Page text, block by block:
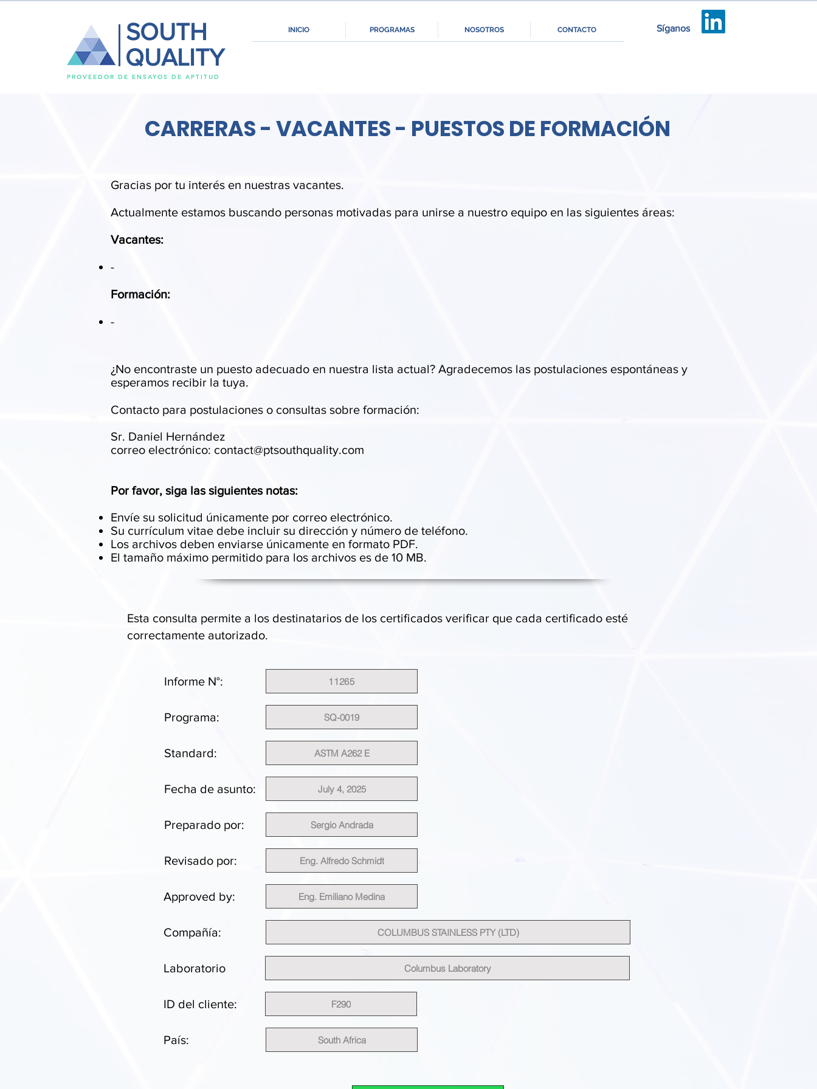
PROVEEDOR DE ENSAYOS DE APTITUD
SOUTH
QUALITY
INICIO PROGRAMAS NOSOTROS CONTACTO Síganos
CARRERAS - VACANTES - PUESTOS DE FORMACIÓN
Gracias por tu interés en nuestras vacantes.
Actualmente estamos buscando personas motivadas para unirse a nuestro equipo en las siguientes áreas:
Vacantes:
-
Formación:
-
¿No encontraste un puesto adecuado en nuestra lista actual? Agradecemos las postulaciones espontáneas y
esperamos recibir la tuya.
Contacto para postulaciones o consultas sobre formación:
Sr. Daniel Hernández
correo electrónico: contact@ptsouthquality.com
Por favor, siga las siguientes notas:
Envíe su solicitud únicamente por correo electrónico.
Su currículum vitae debe incluir su dirección y número de teléfono.
Los archivos deben enviarse únicamente en formato PDF.
El tamaño máximo permitido para los archivos es de 10 MB.
Esta consulta permite a los destinatarios de los certificados verificar que cada certificado esté
correctamente autorizado.
Informe N°: 11265
Programa: SQ-0019
Standard: ASTM A262 E
Fecha de asunto: July 4, 2025
Preparado por: Sergio Andrada
Revisado por: Eng. Alfredo Schmidt
Approved by: Eng. Emiliano Medina
Compañía: COLUMBUS STAINLESS PTY (LTD)
Laboratorio Columbus Laboratory
ID del cliente: F290
País: South Africa